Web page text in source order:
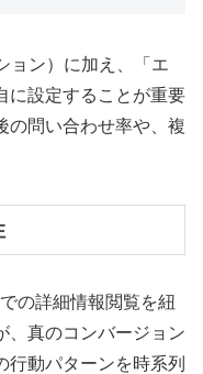
ョン）に加え、「エ
に設定することが重要
の問い合わせ率や、複
の詳細情報閲覧を紐
、真のコンバージョン
行動パターンを時系列